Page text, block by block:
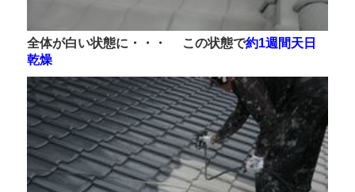
全体が白い状態に・・・ この状態で約1週間天日
乾燥